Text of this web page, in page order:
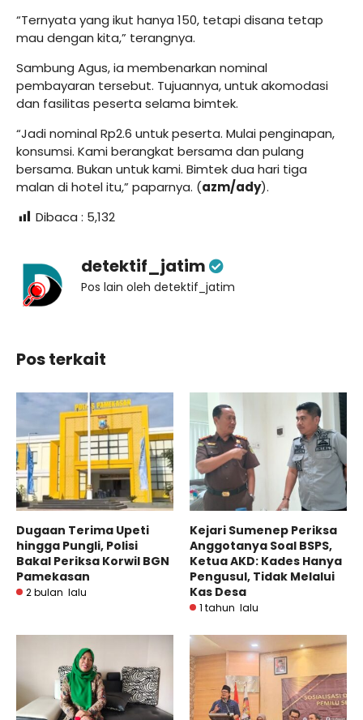
“Ternyata yang ikut hanya 150, tetapi disana tetap
mau dengan kita,” terangnya.
Sambung Agus, ia membenarkan nominal
pembayaran tersebut. Tujuannya, untuk akomodasi
dan fasilitas peserta selama bimtek.
“Jadi nominal Rp2.6 untuk peserta. Mulai penginapan,
konsumsi. Kami berangkat bersama dan pulang
bersama. Bukan untuk kami. Bimtek dua hari tiga
malan di hotel itu,” paparnya. (azm/ady).
Dibaca : 5,132
detektif_jatim
Pos lain oleh detektif_jatim
Pos terkait
Dugaan Terima Upeti
hingga Pungli, Polisi
Bakal Periksa Korwil BGN
Pamekasan
2 bulan lalu
Kejari Sumenep Periksa
Anggotanya Soal BSPS,
Ketua AKD: Kades Hanya
Pengusul, Tidak Melalui
Kas Desa
1 tahun lalu